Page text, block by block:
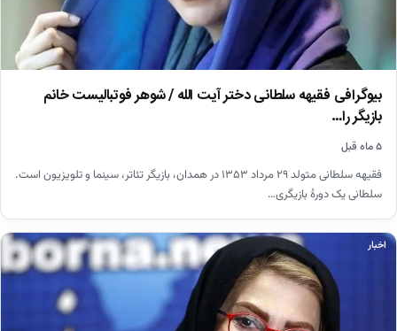
بیوگرافی فقیهه سلطانی دختر آیت الله / شوهر فوتبالیست خانم
بازیگر را…
۵ ماه قبل
فقیهه سلطانی متولد ۲۹ مرداد ۱۳۵۳ در همدان، بازیگر تئاتر، سینما و تلویزیون است.
سلطانی یک دورهٔ بازیگری…
اخبار